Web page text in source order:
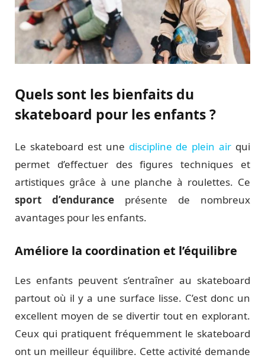
Quels sont les bienfaits du
skateboard pour les enfants ?
Le skateboard est une discipline de plein air qui
permet d’effectuer des figures techniques et
artistiques grâce à une planche à roulettes. Ce
sport d’endurance présente de nombreux
avantages pour les enfants.
Améliore la coordination et l’équilibre
Les enfants peuvent s’entraîner au skateboard
partout où il y a une surface lisse. C’est donc un
excellent moyen de se divertir tout en explorant.
Ceux qui pratiquent fréquemment le skateboard
ont un meilleur équilibre. Cette activité demande